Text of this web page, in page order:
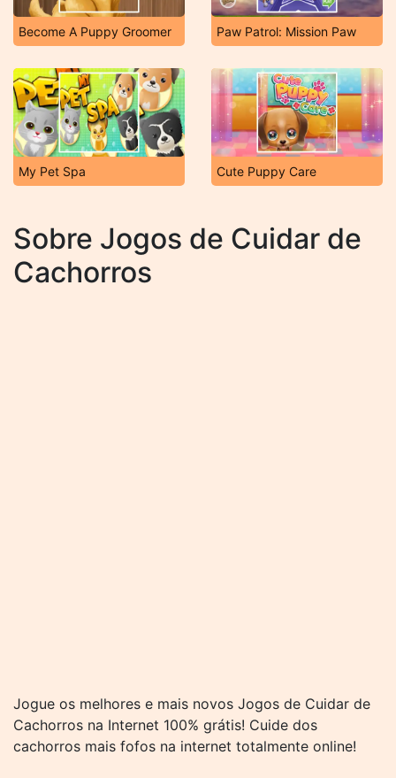
Become A Puppy Groomer Paw Patrol: Mission Paw
My Pet Spa Cute Puppy Care
Sobre Jogos de Cuidar de
Cachorros
Jogue os melhores e mais novos Jogos de Cuidar de
Cachorros na Internet 100% grátis! Cuide dos
cachorros mais fofos na internet totalmente online!